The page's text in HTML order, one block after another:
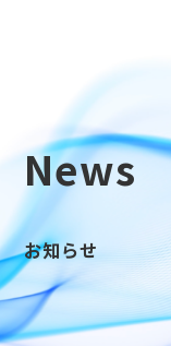
News
お知らせ